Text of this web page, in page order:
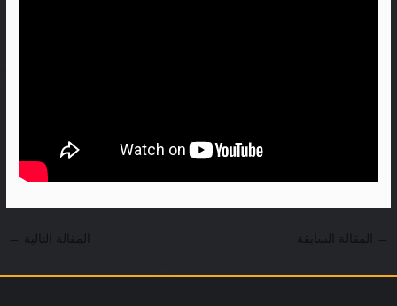
→ المقالة السابقة المقالة التالية ←